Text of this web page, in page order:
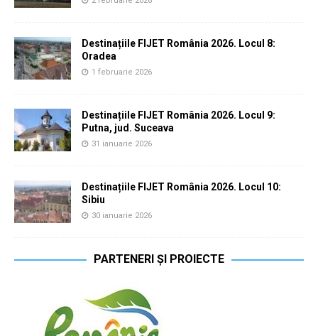
Destinațiile FIJET România 2026. Locul 8:
Oradea
1 februarie 2026
Destinațiile FIJET România 2026. Locul 9:
Putna, jud. Suceava
31 ianuarie 2026
Destinațiile FIJET România 2026. Locul 10:
Sibiu
30 ianuarie 2026
PARTENERI ȘI PROIECTE